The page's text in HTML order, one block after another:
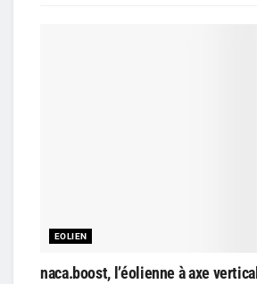
EOLIEN
naca.boost, l’éolienne à axe